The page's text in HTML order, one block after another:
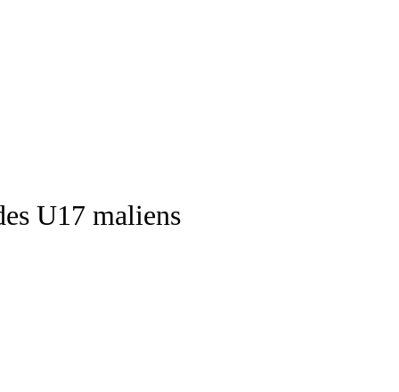
U17 maliens